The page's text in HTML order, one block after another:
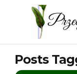
Posts